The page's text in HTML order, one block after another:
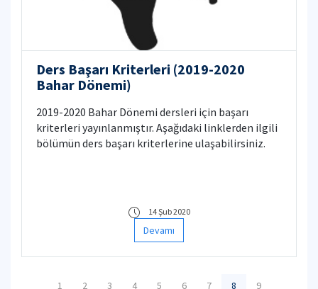
Ders Başarı Kriterleri (2019-2020
Bahar Dönemi)
2019-2020 Bahar Dönemi dersleri için başarı
kriterleri yayınlanmıştır. Aşağıdaki linklerden ilgili
bölümün ders başarı kriterlerine ulaşabilirsiniz.
14 Şub 2020
Devamı
1 2 3 4 5 6 7 8 9